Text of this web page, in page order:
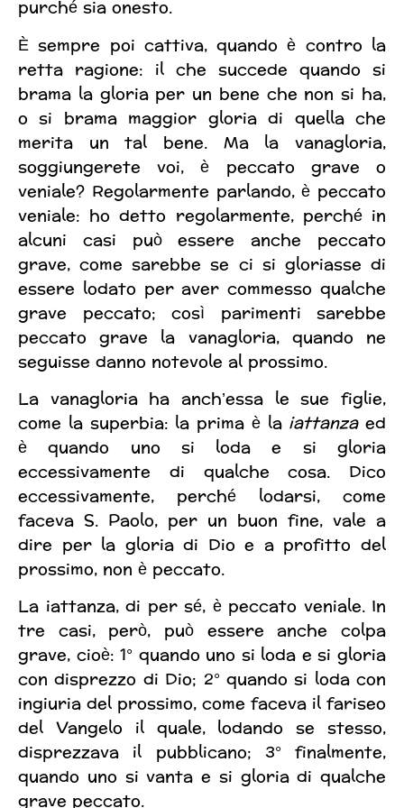
purché sia onesto.
È sempre poi cattiva, quando è contro la
retta ragione: il che succede quando si
brama la gloria per un bene che non si ha,
o si brama maggior gloria di quella che
merita un tal bene. Ma la vanagloria,
soggiungerete voi, è peccato grave o
veniale? Regolarmente parlando, è peccato
veniale: ho detto regolarmente, perché in
alcuni casi può essere anche peccato
grave, come sarebbe se ci si gloriasse di
essere lodato per aver commesso qualche
grave peccato; così parimenti sarebbe
peccato grave la vanagloria, quando ne
seguisse danno notevole al prossimo.
La vanagloria ha anch’essa le sue figlie,
come la superbia: la prima è la iattanza ed
è quando uno si loda e si gloria
eccessivamente di qualche cosa. Dico
eccessivamente, perché lodarsi, come
faceva S. Paolo, per un buon fine, vale a
dire per la gloria di Dio e a profitto del
prossimo, non è peccato.
La iattanza, di per sé, è peccato veniale. In
tre casi, però, può essere anche colpa
grave, cioè: 1° quando uno si loda e si gloria
con disprezzo di Dio; 2° quando si loda con
ingiuria del prossimo, come faceva il fariseo
del Vangelo il quale, lodando se stesso,
disprezzava il pubblicano; 3° finalmente,
quando uno si vanta e si gloria di qualche
grave peccato.